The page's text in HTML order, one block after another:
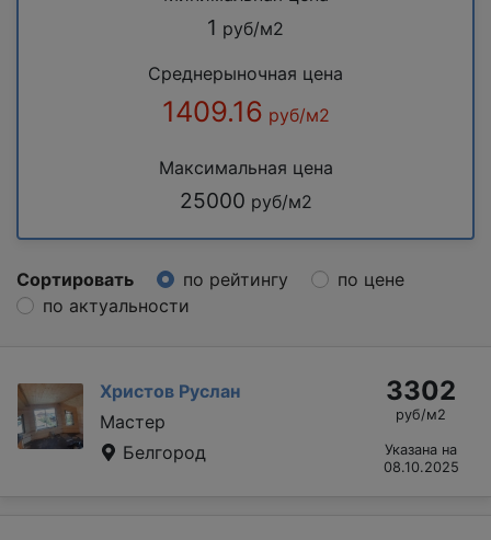
1 руб/м2
Среднерыночная цена
1409.16 руб/м2
Максимальная цена
25000 руб/м2
Сортировать по рейтингу
по цене
по актуальности
Христов Руслан
Мастер
Белгород
3302
руб/м2
Указана на
08.10.2025